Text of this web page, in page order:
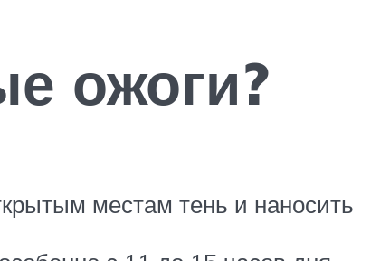
ожоги?
местам тень и наносить